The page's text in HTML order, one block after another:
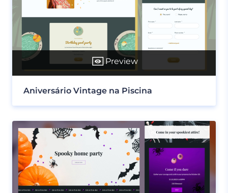
Preview
Aniversário Vintage na Piscina